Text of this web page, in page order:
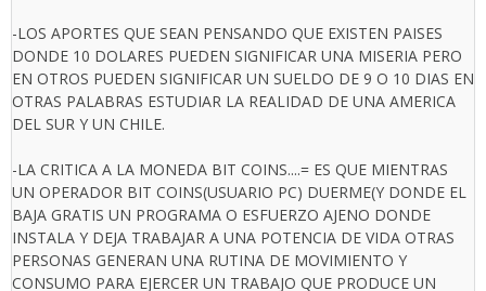
-LOS APORTES QUE SEAN PENSANDO QUE EXISTEN PAISES
DONDE 10 DOLARES PUEDEN SIGNIFICAR UNA MISERIA PERO
EN OTROS PUEDEN SIGNIFICAR UN SUELDO DE 9 O 10 DIAS EN
OTRAS PALABRAS ESTUDIAR LA REALIDAD DE UNA AMERICA
DEL SUR Y UN CHILE.
-LA CRITICA A LA MONEDA BIT COINS....= ES QUE MIENTRAS
UN OPERADOR BIT COINS(USUARIO PC) DUERME(Y DONDE EL
BAJA GRATIS UN PROGRAMA O ESFUERZO AJENO DONDE
INSTALA Y DEJA TRABAJAR A UNA POTENCIA DE VIDA OTRAS
PERSONAS GENERAN UNA RUTINA DE MOVIMIENTO Y
CONSUMO PARA EJERCER UN TRABAJO QUE PRODUCE UN